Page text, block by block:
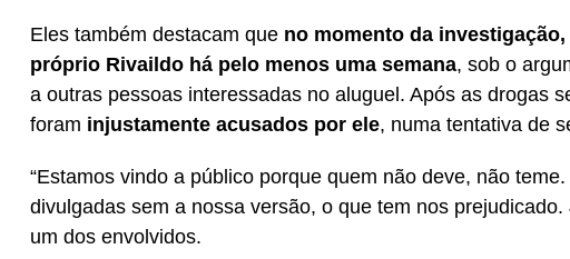
Eles também destacam que no momento da
próprio Rivaildo há pelo menos uma semana, sob o
a outras pessoas interessadas no aluguel. Após as drogas
foram injustamente acusados por ele, numa tentativa de
“Estamos vindo a público porque quem não deve, não
divulgadas sem a nossa versão, o que tem nos
um dos envolvidos.